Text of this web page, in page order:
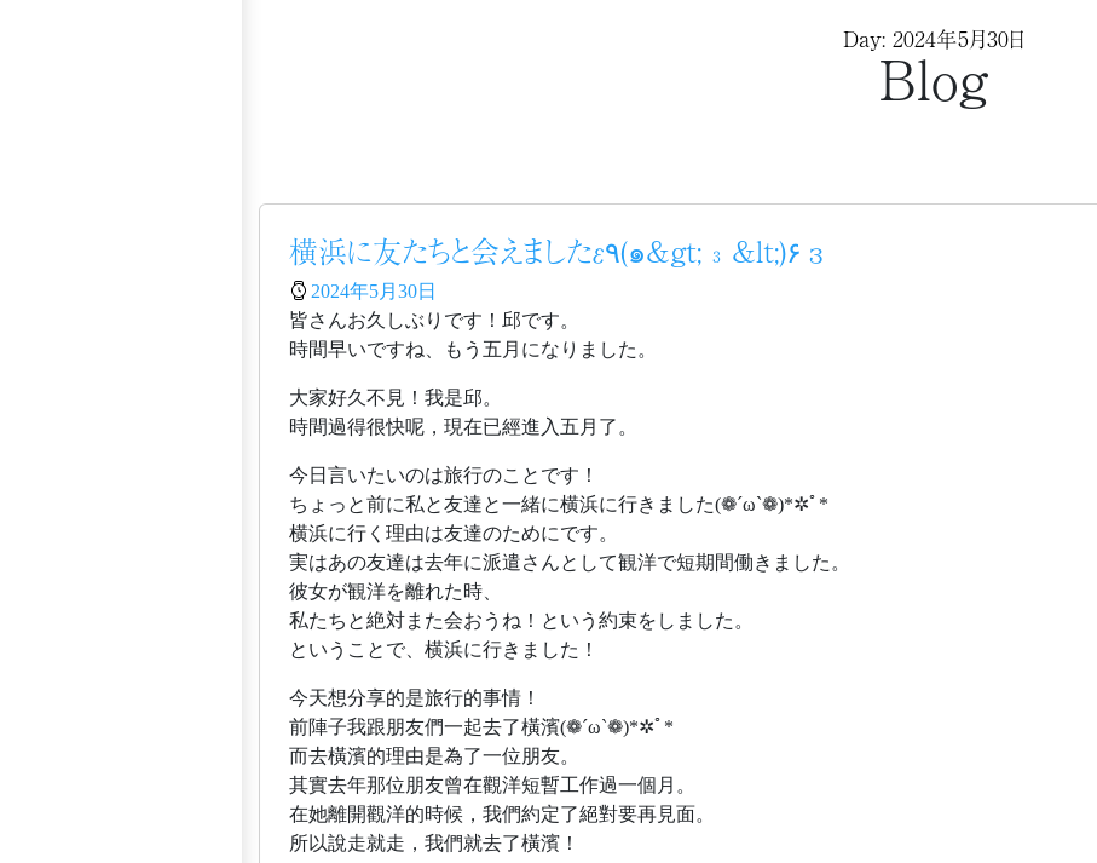
Day: 2024年5月30日
Blog
横浜に友たちと会えましたε٩(๑&gt; ₃ &lt;)۶з
2024年5月30日
皆さんお久しぶりです！邱です。
時間早いですね、もう五月になりました。
大家好久不見！我是邱。
時間過得很快呢，現在已經進入五月了。
今日言いたいのは旅行のことです！
ちょっと前に私と友達と一緒に横浜に行きました(❁´ω`❁)*✲ﾟ*
横浜に行く理由は友達のためにです。
実はあの友達は去年に派遣さんとして観洋で短期間働きました。
彼女が観洋を離れた時、
私たちと絶対また会おうね！という約束をしました。
ということで、横浜に行きました！
今天想分享的是旅行的事情！
前陣子我跟朋友們一起去了橫濱(❁´ω`❁)*✲ﾟ*
而去橫濱的理由是為了一位朋友。
其實去年那位朋友曾在觀洋短暫工作過一個月。
在她離開觀洋的時候，我們約定了絕對要再見面。
所以說走就走，我們就去了橫濱！